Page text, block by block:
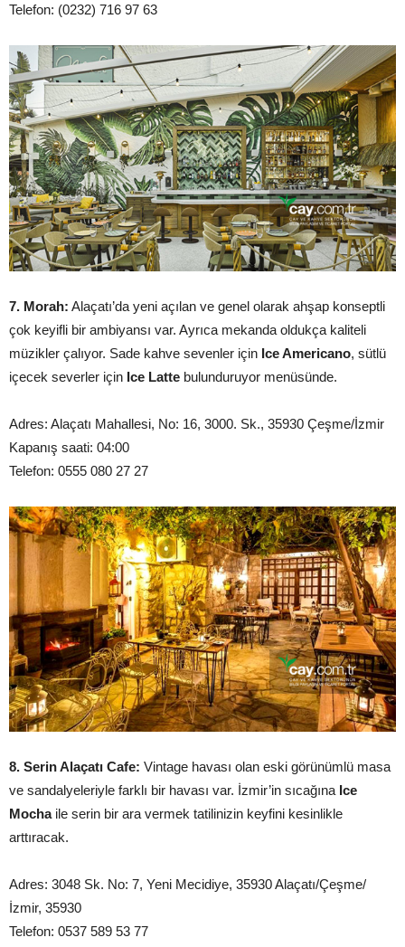
Telefon: (0232) 716 97 63
7. Morah: Alaçatı’da yeni açılan ve genel olarak ahşap konseptli
çok keyifli bir ambiyansı var. Ayrıca mekanda oldukça kaliteli
müzikler çalıyor. Sade kahve sevenler için Ice Americano, sütlü
içecek severler için Ice Latte bulunduruyor menüsünde.
Adres: Alaçatı Mahallesi, No: 16, 3000. Sk., 35930 Çeşme/İzmir
Kapanış saati: 04:00
Telefon: 0555 080 27 27
8. Serin Alaçatı Cafe: Vintage havası olan eski görünümlü masa
ve sandalyeleriyle farklı bir havası var. İzmir’in sıcağına Ice
Mochaile serin bir ara vermek tatilinizin keyfini kesinlikle
arttıracak.
Adres: 3048 Sk. No: 7, Yeni Mecidiye, 35930 Alaçatı/Çeşme/
İzmir, 35930
Telefon: 0537 589 53 77